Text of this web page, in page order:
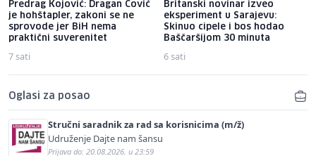
Predrag Kojović: Dragan Čović
je hohštapler, zakoni se ne
sprovode jer BiH nema
praktični suverenitet
7 sati
Britanski novinar izveo
eksperiment u Sarajevu:
Skinuo cipele i bos hodao
Baščaršijom 30 minuta
6 sati
Oglasi za posao
Stručni saradnik za rad sa korisnicima (m/ž)
Udruženje Dajte nam šansu
Prijava do: 20.08.2026. u 23:59